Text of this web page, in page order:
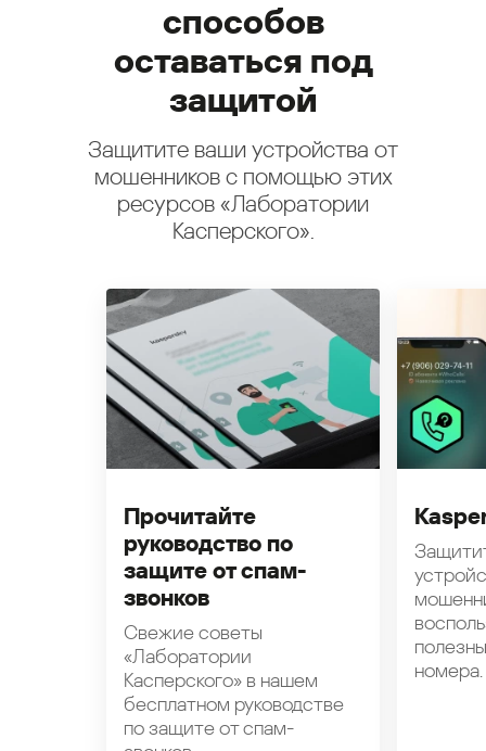
способов
оставаться под
защитой
Защитите ваши устройства от
мошенников с помощью этих
ресурсов «Лаборатории
Касперского».
Прочитайте
руководство по
защите от спам-
звонков
Свежие советы
«Лаборатории
Касперского» в нашем
бесплатном руководстве
по защите от спам-
номера.